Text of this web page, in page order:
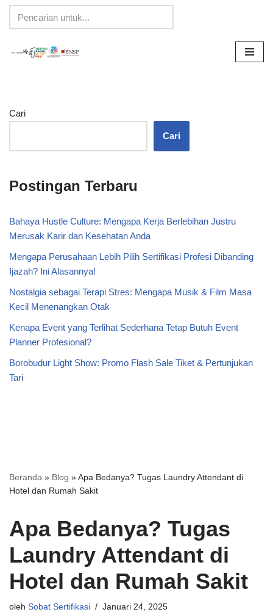
Lompat
Cari
Cari
Postingan Terbaru
Bahaya Hustle Culture: Mengapa Kerja Berlebihan Justru
Merusak Karir dan Kesehatan Anda
Mengapa Perusahaan Lebih Pilih Sertifikasi Profesi Dibanding
Ijazah? Ini Alasannya!
Nostalgia sebagai Terapi Stres: Mengapa Musik & Film Masa
Kecil Menenangkan Otak
Kenapa Event yang Terlihat Sederhana Tetap Butuh Event
Planner Profesional?
Borobudur Light Show: Promo Flash Sale Tiket & Pertunjukan
Tari
Beranda » Blog »Apa Bedanya? Tugas Laundry Attendant di
Hotel dan Rumah Sakit
Apa Bedanya? Tugas
Laundry Attendant di
Hotel dan Rumah Sakit
oleh Sobat Sertifikasi Januari 24, 2025